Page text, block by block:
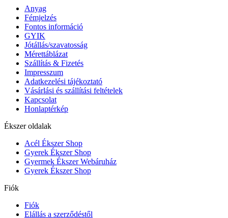
Anyag
Fémjelzés
Fontos információ
GYIK
Jótállás/szavatosság
Mérettáblázat
Szállítás & Fizetés
Impresszum
Adatkezelési tájékoztató
Vásárlási és szállítási feltételek
Kapcsolat
Honlaptérkép
Ékszer oldalak
Acél Ékszer Shop
Gyerek Ékszer Shop
Gyermek Ékszer Webáruház
Gyerek Ékszer Shop
Fiók
Fiók
Elállás a szerződéstől